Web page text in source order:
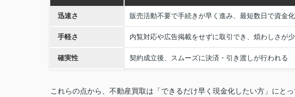
迅速さ 販売活動不要で手続きが早く進み、最短数日で資金
手軽さ 内覧対応や広告掲載をせずに取引でき、煩わしさが
確実性 契約成立後、スムーズに決済・引き渡しが行われる
これらの点から、不動産買取は「できるだけ早く現金化したい方」にと